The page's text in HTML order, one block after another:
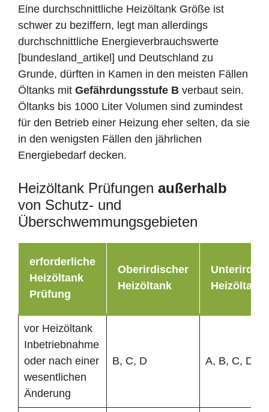
Eine durchschnittliche Heizöltank Größe ist
schwer zu beziffern, legt man allerdings
durchschnittliche Energieverbrauchswerte
[bundesland_artikel] und Deutschland zu
Grunde, dürften in Kamen in den meisten Fällen
Öltanks mit Gefährdungsstufe B verbaut sein.
Öltanks bis 1000 Liter Volumen sind zumindest
für den Betrieb einer Heizung eher selten, da sie
in den wenigsten Fällen den jährlichen
Energiebedarf decken.
Heizöltank Prüfungen außerhalb
von Schutz- und
Überschwemmungsgebieten
erforderliche
Heizöltank
Prüfung
Oberirdischer
Heizöltank
Heizöltank
vor Heizöltank
Inbetriebnahme
oder nach einer
wesentlichen
Änderung
B, C, D A, B, C, D